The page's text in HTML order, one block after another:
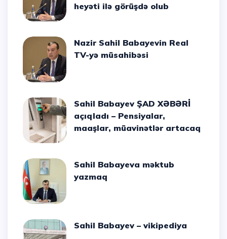
heyəti ilə görüşdə olub
Nazir Sahil Babayevin Real
TV-yə müsahibəsi
Sahil Babayev ŞAD XƏBƏRİ
açıqladı – Pensiyalar,
maaşlar, müavinətlər artacaq
Sahil Babayeva məktub
yazmaq
Sahil Babayev – vikipediya